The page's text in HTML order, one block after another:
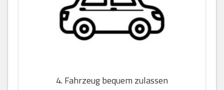
4. Fahrzeug bequem zulassen